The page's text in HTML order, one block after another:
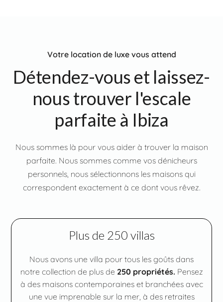
Votre location de luxe vous attend
Détendez-vous et laissez-
nous trouver l'escale
parfaite à Ibiza
Nous sommes là pour vous aider à trouver la maison
parfaite. Nous sommes comme vos dénicheurs
personnels, nous sélectionnons les maisons qui
correspondent exactement à ce dont vous rêvez.
Plus de 250 villas
Nous avons une villa pour tous les goûts dans
notre collection de plus de 250 propriétés. Pensez
à des maisons contemporaines et branchées avec
une vue imprenable sur la mer, à des retraites